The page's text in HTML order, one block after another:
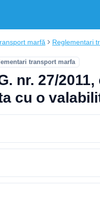
marfă Reglementari
transport marfa
nr. 27/
cu o